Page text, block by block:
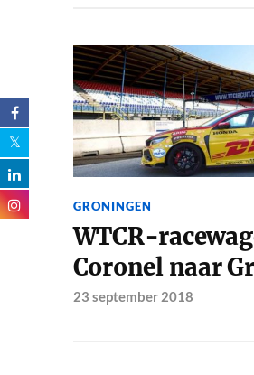
GRONINGEN
WTCR-
Coronel naar
23 september 2018